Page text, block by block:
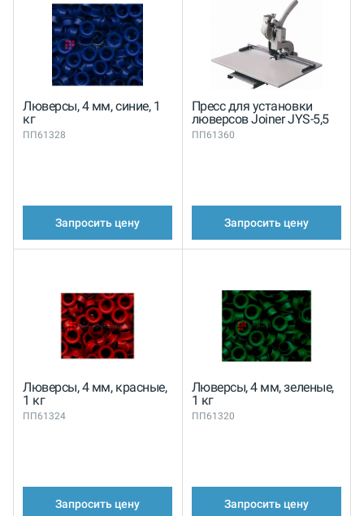
Люверсы, 4 мм, синие, 1
кг
ПП61328
Запросить цену
Пресс для установки
люверсов Joiner JYS-5,5
ПП61360
Запросить цену
Люверсы, 4 мм, красные,
1 кг
ПП61324
Запросить цену
Люверсы, 4 мм, зеленые,
1 кг
ПП61320
Запросить цену